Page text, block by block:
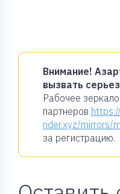
Внимание!
вызвать
Рабочее
партнеров
rider.xyz/mirrors/
за регистрацию.